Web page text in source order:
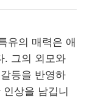
유의 매력은 애
. 그의 외모와
등을 반영하
상을 남깁니